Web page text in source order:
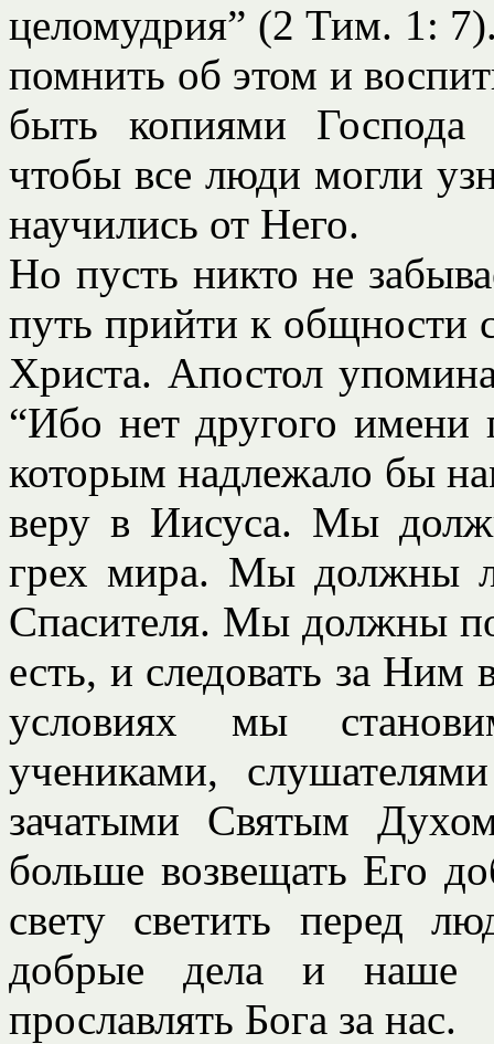
целомудрия” (2 Тим. 1:
помнить об этом и
быть копиями Господа
чтобы все люди могли
научились от Него.
Но пусть никто не
путь прийти к общности
Христа. Апостол
“Ибо нет другого имени
которым надлежало бы
веру в Иисуса. Мы
грех мира. Мы должны
Спасителя. Мы должны
есть, и следовать за
условиях мы
учениками,
зачатыми Святым
больше возвещать Его
свету светить перед
добрые дела и наше
прославлять Бога за нас.